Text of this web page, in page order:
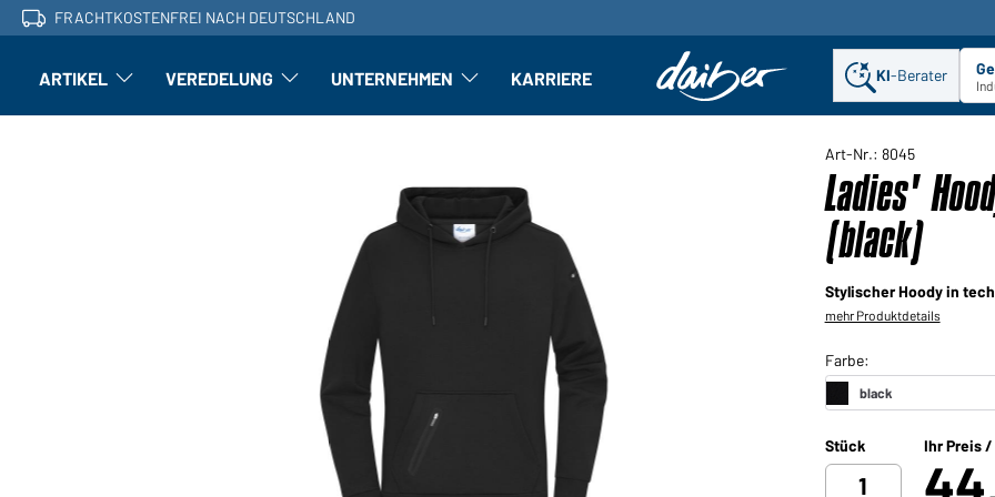
FRACHTKOSTENFREI NACH DEUTSCHLAND
ARTIKEL Artikel: Untermenü öffnen
VEREDELUNG Veredelung: Untermenü öffnen
UNTERNEHMEN Unternehmen: Untermenü öffnen
KARRIERE KI-Berater
Art-Nr.: 8045
Ladies'
(black)
Stylischer Hoody in
mehr Produktdetails
Stück Ihr Preis